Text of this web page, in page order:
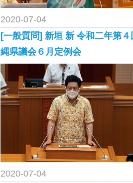
2020-07-04
[一般質問] 新垣 新 令和二年第４
縄県議会６月定例会
2020-07-04